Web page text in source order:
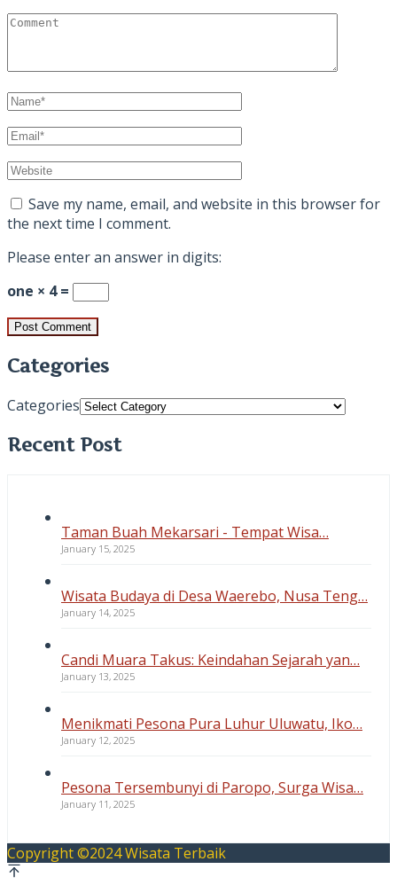
Save my name, email, and website in this browser for
the next time I comment.
Please enter an answer in digits:
one × 4 =
Categories
Categories
Recent Post
Taman Buah Mekarsari - Tempat Wisa…
January 15, 2025
Wisata Budaya di Desa Waerebo, Nusa Teng…
January 14, 2025
Candi Muara Takus: Keindahan Sejarah yan…
January 13, 2025
Menikmati Pesona Pura Luhur Uluwatu, Iko…
January 12, 2025
Pesona Tersembunyi di Paropo, Surga Wisa…
January 11, 2025
Copyright ©2024 Wisata Terbaik